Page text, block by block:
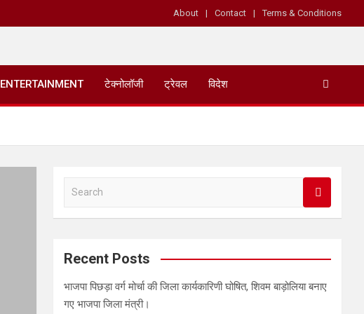
About Contact Terms & Conditions
ENTERTAINMENT टेक्नोलॉजी ट्रेवल विदेश
a
c
Recent Posts
भाजपा पिछड़ा वर्ग मोर्चा की जिला कार्यकारिणी घोषित, शिवम बाड़ोलिया बनाए
गए भाजपा जिला मंत्री।